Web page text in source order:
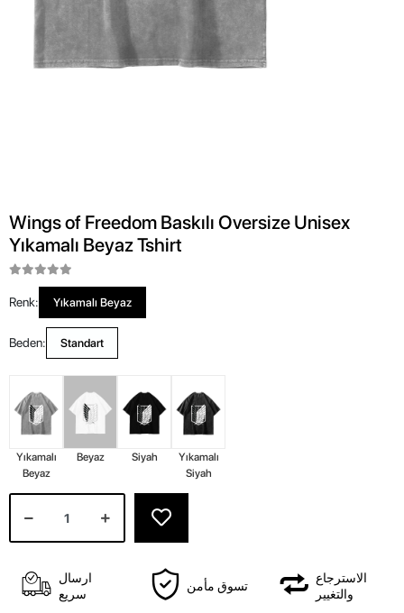
Wings of Freedom Baskılı Oversize Unisex
Yıkamalı Beyaz Tshirt
Renk: Yıkamalı Beyaz
Beden: Standart
Yıkamalı
Beyaz
Beyaz Siyah
Yıkamalı
Siyah
ارسال
سريع
تسوق مأمن
الاسترجاع
والتغيير